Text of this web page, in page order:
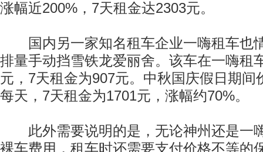
涨幅近200%，7天租金达2303元。
国内另一家知名租车企业一嗨租车也
排量手动挡雪铁龙爱丽舍。该车在一嗨租
元，7天租金为907元。中秋国庆假日期间
每天，7天租金为1701元，涨幅约70%。
此外需要说明的是，无论神州还是一
裸车费用，租车时还需要支付价格不等的